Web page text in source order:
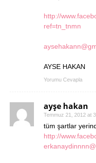
http://
ref=tn_tnmn
AYSE HAKAN
Yorumu Cevapla
ayşe hakan
Temmuz 21, 2012 at
tüm şartlar
http://